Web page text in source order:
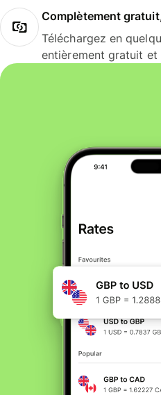
Complètement
Téléchargez en
entièrement gratuit et